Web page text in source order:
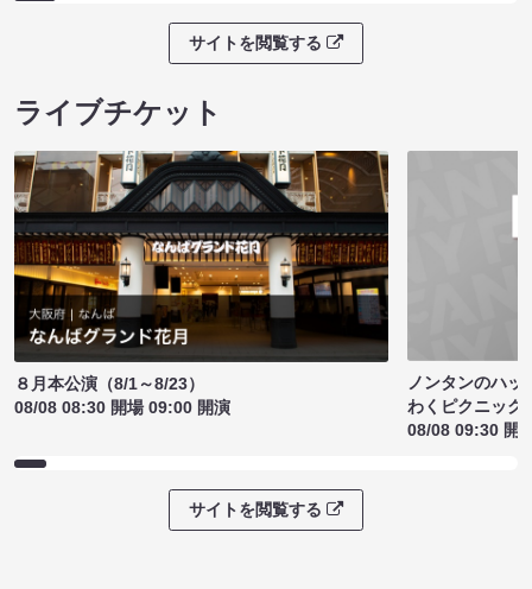
サイトを閲覧する
ライブチケット
８月本公演（8/1～8/23）
08/08 08:30 開場 09:00 開演
ノンタンのハッ
わくピクニック
08/08 09:30 開
サイトを閲覧する